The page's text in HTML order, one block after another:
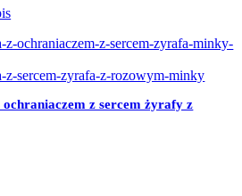
ochraniaczem z sercem żyrafy z